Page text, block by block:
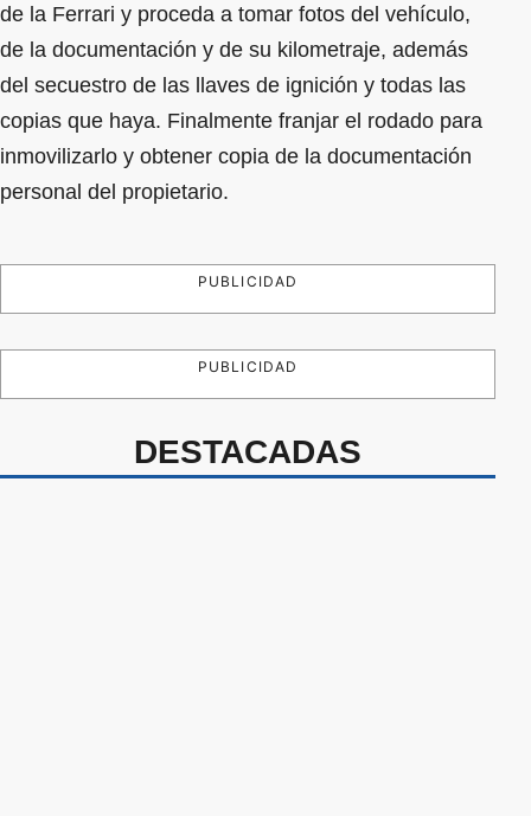
de la Ferrari y proceda a tomar fotos del vehículo,
de la documentación y de su kilometraje, además
del secuestro de las llaves de ignición y todas las
copias que haya. Finalmente franjar el rodado para
inmovilizarlo y obtener copia de la documentación
personal del propietario.
PUBLICIDAD
PUBLICIDAD
DESTACADAS